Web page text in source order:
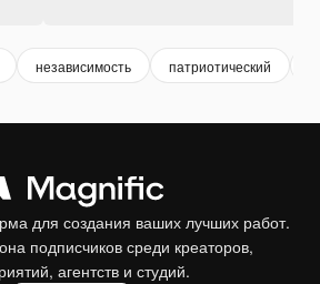
независимость патриотический
для создания ваших лучших работ.
подписчиков среди креаторов,
агентств и студий.